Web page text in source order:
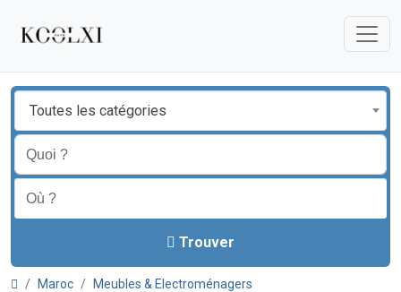
Toutes les catégories
Trouver
Maroc
Meubles & Electroménagers